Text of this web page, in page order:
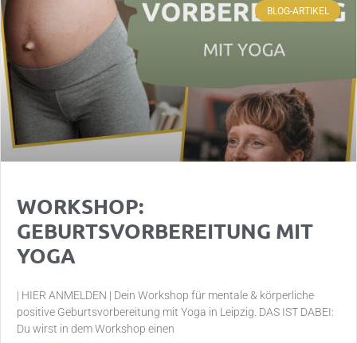
BLOG-ARTIKEL
WORKSHOP:
GEBURTSVORBEREITUNG MIT
YOGA
| HIER ANMELDEN | Dein Workshop für mentale & körperliche
positive Geburtsvorbereitung mit Yoga in Leipzig. DAS IST DABEI:
Du wirst in dem Workshop einen